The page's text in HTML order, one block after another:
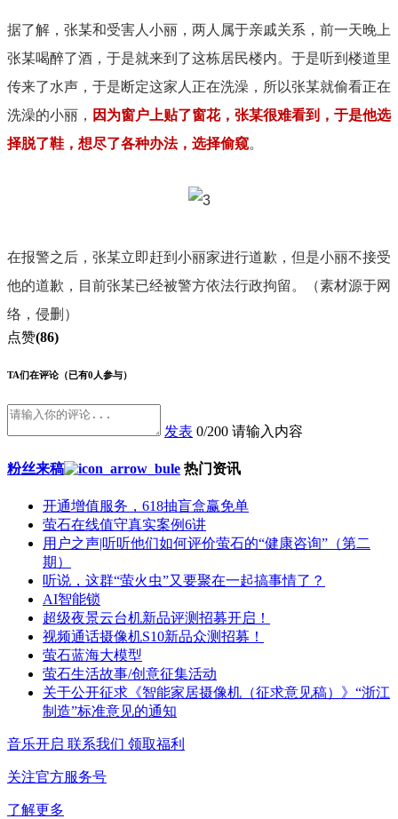
据了解，张某和受害人小丽，两人属于亲戚关系，前一天晚上
张某喝醉了酒，于是就来到了这栋居民楼内。于是听到楼道里
传来了水声，于是断定这家人正在洗澡，所以张某就偷看正在
洗澡的小丽， 因为窗户上贴了窗花，张某很难看到，于是他选
择脱了鞋，想尽了各种办法，选择偷窥。
在报警之后，张某立即赶到小丽家进行道歉，但是小丽不接受
他的道歉，目前张某已经被警方依法行政拘留。（素材源于网
络，侵删）
点赞(86)
TA们在评论 （已有0人参与）
发表 0/200 请输入内容
粉丝来稿 热门资讯
开通增值服务，618抽盲盒赢免单
萤石在线值守真实案例6讲
用户之声|听听他们如何评价萤石的“健康咨询”（第二
期）
听说，这群“萤火虫”又要聚在一起搞事情了？
AI智能锁
超级夜景云台机新品评测招募开启！
视频通话摄像机S10新品众测招募！
萤石蓝海大模型
萤石生活故事/创意征集活动
关于公开征求《智能家居摄像机（征求意见稿）》“浙江
制造”标准意见的通知
音乐开启 联系我们 领取福利
关注官方服务号
了解更多